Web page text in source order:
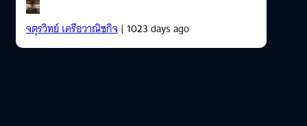
จตุรวิทย์ เครือวาณิชกิจ| 1023 days ago